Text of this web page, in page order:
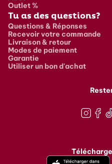
Outlet %
Tu as des questions?
Questions & Réponses
Recevoir votre commande
Livraison & retour
Modes de paiement
Garantie
Utiliser un bon d'achat